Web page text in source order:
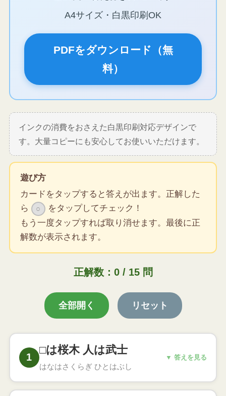
A4サイズ・白黒印刷OK
PDFをダウンロード（無
料）
インクの消費をおさえた白黒印刷対応デザインで
す。大量コピーにも安心してお使いいただけます。
遊び方
カードをタップすると答えが出ます。正解した
ら
○
をタップしてチェック！
もう一度タップすれば取り消せます。最後に正
解数が表示されます。
正解数：0 / 15 問
全部開く リセット
1
□は桜木 人は武士
はなはさくらぎ ひとはぶし
▼ 答えを見る
こたえ
花は桜木 人は武士
花の中では桜が一番、人の中では武士が一番
○